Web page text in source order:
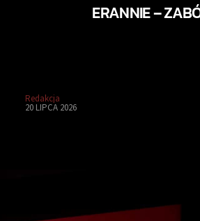
ERANNIE –
Redakcja
20 LIPCA 2026